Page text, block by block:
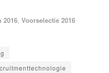
2016, Voorselectie 2016